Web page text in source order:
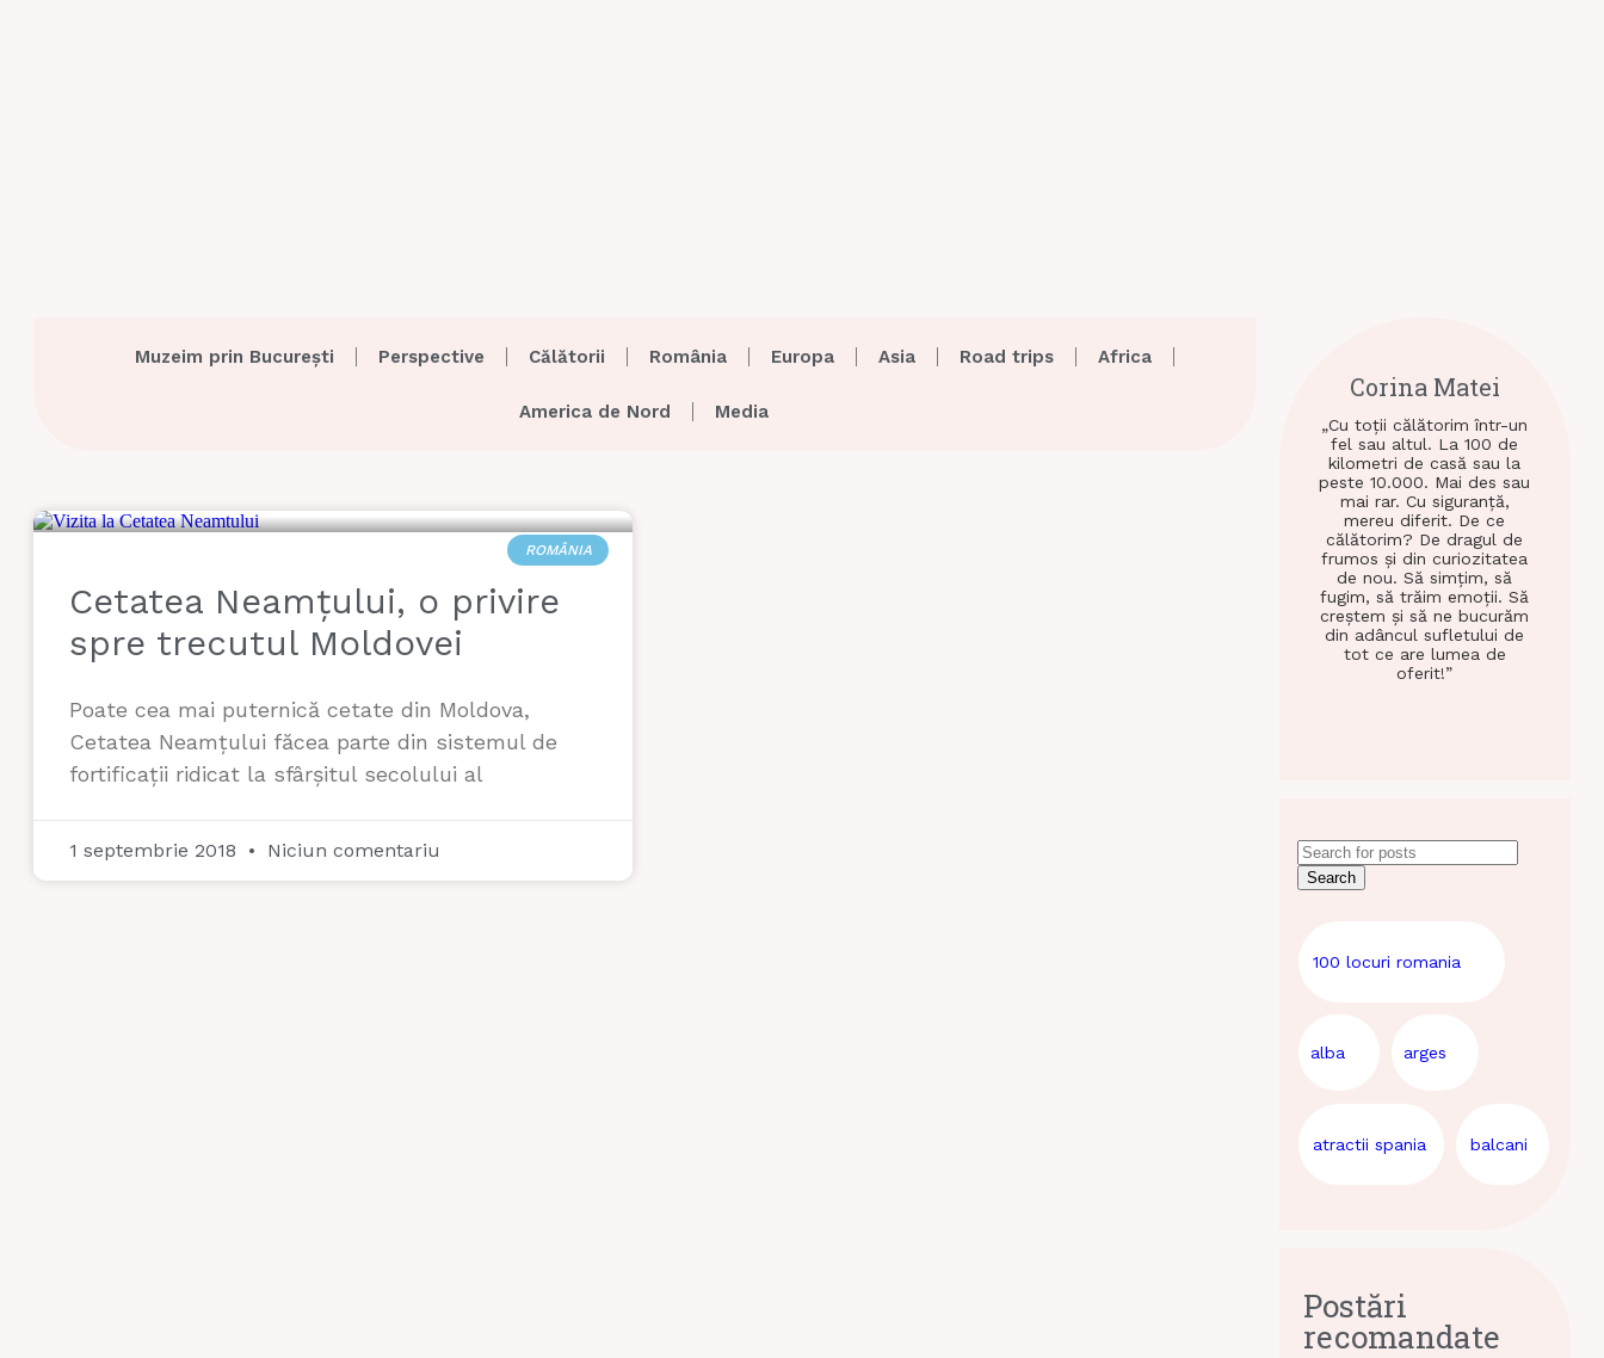
Muzeim prin București Perspective Călătorii România Europa Asia Road trips Africa
America de Nord Media
ROMÂNIA
Cetatea Neamțului, o privire
spre trecutul Moldovei
Poate cea mai puternică cetate din Moldova,
Cetatea Neamțului făcea parte din sistemul de
fortificații ridicat la sfârșitul secolului al
1 septembrie 2018 Niciun comentariu
Corina Matei
„Cu toții călătorim într-un
fel sau altul. La 100 de
kilometri de casă sau la
peste 10.000. Mai des sau
mai rar. Cu siguranță,
mereu diferit. De ce
călătorim? De dragul de
frumos și din curiozitatea
de nou. Să simțim, să
fugim, să trăim emoții. Să
creștem și să ne bucurăm
din adâncul sufletului de
tot ce are lumea de
oferit!”
Search
100 locuri romania
alba arges
atractii spania balcani
Postări
recomandate